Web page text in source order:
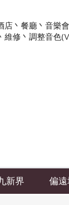
丶餐廳丶音樂
維修丶調整音色
新界 偏